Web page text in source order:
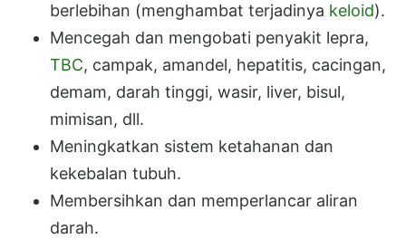
berlebihan (menghambat terjadinya keloid).
Mencegah dan mengobati penyakit lepra,
TBC, campak, amandel, hepatitis, cacingan,
demam, darah tinggi, wasir, liver, bisul,
mimisan, dll.
Meningkatkan sistem ketahanan dan
kekebalan tubuh.
Membersihkan dan memperlancar aliran
darah.